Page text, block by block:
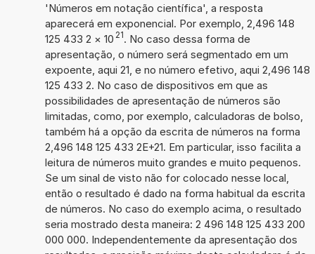
'Números em notação científica', a resposta
aparecerá em exponencial. Por exemplo, 2,496 148
125 433 2 × 10 21. No caso dessa forma de
apresentação, o número será segmentado em um
expoente, aqui 21, e no número efetivo, aqui 2,496 148
125 433 2. No caso de dispositivos em que as
possibilidades de apresentação de números são
limitadas, como, por exemplo, calculadoras de bolso,
também há a opção da escrita de números na forma
2,496 148 125 433 2E+21. Em particular, isso facilita a
leitura de números muito grandes e muito pequenos.
Se um sinal de visto não for colocado nesse local,
então o resultado é dado na forma habitual da escrita
de números. No caso do exemplo acima, o resultado
seria mostrado desta maneira: 2 496 148 125 433 200
000 000. Independentemente da apresentação dos